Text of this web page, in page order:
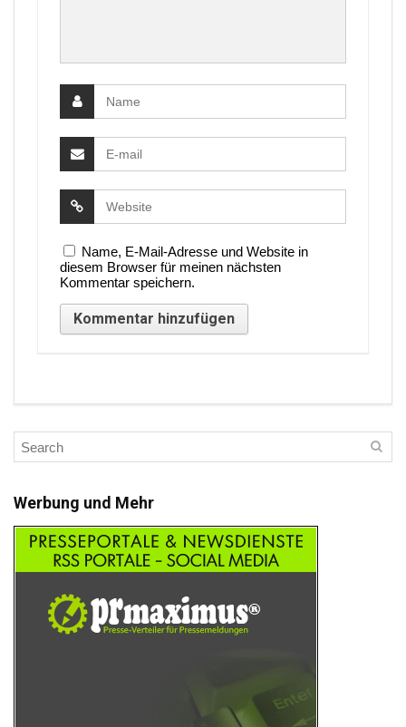
Name, E-Mail-Adresse und Website in
diesem Browser für meinen nächsten
Kommentar speichern.
Werbung und Mehr